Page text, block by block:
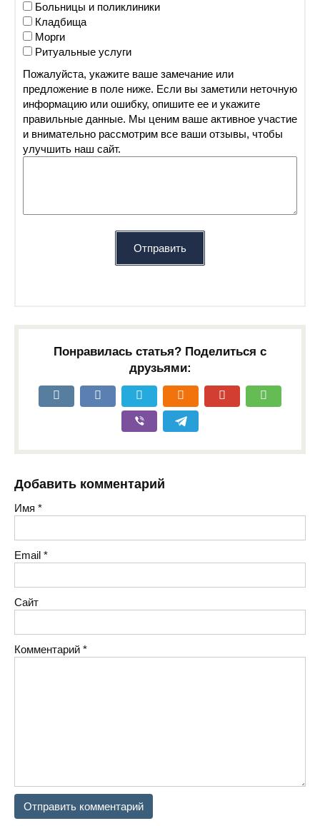
Больницы и поликлиники
Кладбища
Морги
Ритуальные услуги
Пожалуйста, укажите ваше замечание или
предложение в поле ниже. Если вы заметили неточную
информацию или ошибку, опишите ее и укажите
правильные данные. Мы ценим ваше активное участие
и внимательно рассмотрим все ваши отзывы, чтобы
улучшить наш сайт.
Отправить
Понравилась статья? Поделиться с
друзьями:
Добавить комментарий
Имя *
Email *
Сайт
Комментарий *